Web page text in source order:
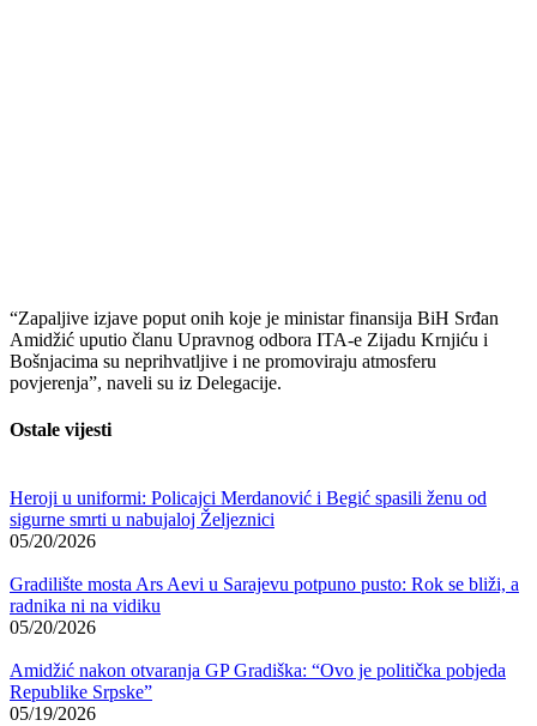
“Zapaljive izjave poput onih koje je ministar finansija BiH Srđan
Amidžić uputio članu Upravnog odbora ITA-e Zijadu Krnjiću i
Bošnjacima su neprihvatljive i ne promoviraju atmosferu
povjerenja”, naveli su iz Delegacije.
Ostale vijesti
Heroji u uniformi: Policajci Merdanović i Begić spasili ženu od
sigurne smrti u nabujaloj Željeznici
05/20/2026
Gradilište mosta Ars Aevi u Sarajevu potpuno pusto: Rok se bliži, a
radnika ni na vidiku
05/20/2026
Amidžić nakon otvaranja GP Gradiška: “Ovo je politička pobjeda
Republike Srpske”
05/19/2026